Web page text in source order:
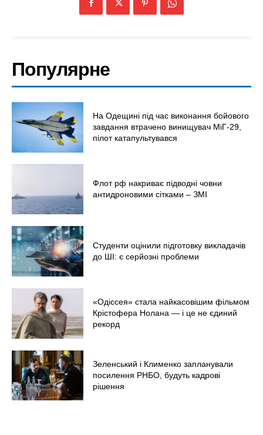
Меню
Київ
Україна
Економіка
Світ
Війна
Популярне
На Одещині під час виконання бойового
завдання втрачено винищувач МіГ-29,
пілот катапультувався
Флот рф накриває підводні човни
антидроновими сітками – ЗМІ
Студенти оцінили підготовку викладачів
до ШІ: є серйозні проблеми
«Одіссея» стала найкасовішим фільмом
Крістофера Нолана — і це не єдиний
рекорд
Зеленський і Клименко запланували
посилення РНБО, будуть кадрові
рішення